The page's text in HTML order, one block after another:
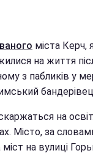
міста Керч,
на життя
з пабликів у
на
Місто, за
на вулиці